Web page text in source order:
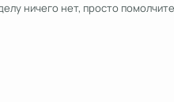
ничего нет, просто